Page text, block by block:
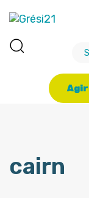
Agir
cairn